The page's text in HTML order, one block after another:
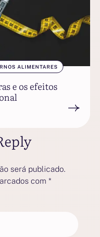
ALIMENTARES
e os efeitos
será publicado.
com *